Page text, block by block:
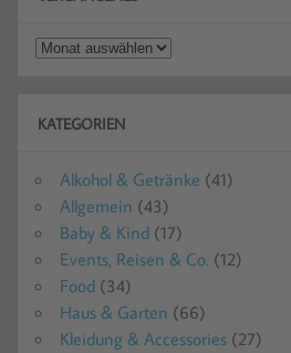
Vergangenes
KATEGORIEN
Alkohol & Getränke (41)
Allgemein (43)
Baby & Kind (17)
Events, Reisen & Co. (12)
Food (34)
Haus & Garten (66)
Kleidung & Accessories (27)